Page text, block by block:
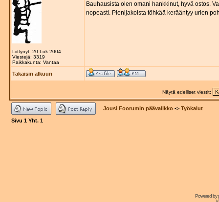
Liittynyt: 20 Lok 2004
Viestejä: 3319
Paikkakunta: Vantaa
Bauhausista olen omani hankkinut, hyvä ostos.
nopeasti. Pienijakoista töhkää kerääntyy urien
Takaisin alkuun
Näytä edelliset viestit:
Jousi Foorumin päävalikko -> Työkalut
Sivu 1 Yht. 1
Powered by